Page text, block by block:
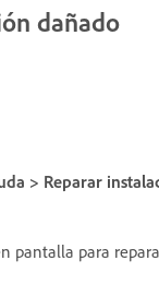
dañado
> Reparar
pantalla para